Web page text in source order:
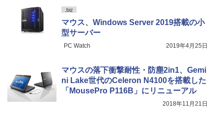
.biz
マウス、Windows Server 2019搭載の小
型サーバー
PC Watch 2019年4月25日
マウスの落下衝撃耐性・防塵2in1、Gemi
ni Lake世代のCeleron N4100を搭載した
「MousePro P116B」にリニューアル
2018年11月21日